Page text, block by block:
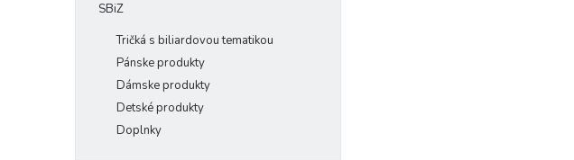
SBiZ
Tričká s biliardovou tematikou
Pánske produkty
Dámske produkty
Detské produkty
Doplnky